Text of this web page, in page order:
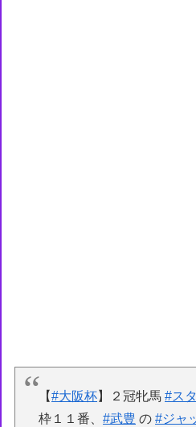
【#大阪杯】２冠牝馬#ス
枠１１番、#武豊 の#ジャ